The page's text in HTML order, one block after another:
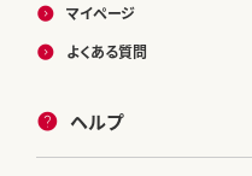
マイページ
よくある質問
ヘルプ